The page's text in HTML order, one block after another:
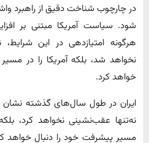
در چارچوب شناخت دقیق از راهبرد
شود. سیاست آمریکا مبتنی بر
هرگونه امتیازدهی در این
نخواهد شد، بلکه آمریکا را در
خواهد کرد.
ایران در طول سال‌های گذشته نشان
نه‌تنها عقب‌نشینی نخواهد کرد،
مسیر پیشرفت خود را دنبال خواهد